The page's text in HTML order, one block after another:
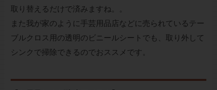
取り替えるだけで済みますね。。
また我が家のように手芸用品店などに売られているテー
ブルクロス用の透明のビニールシートでも、取り外して
シンクで掃除できるのでおススメです。